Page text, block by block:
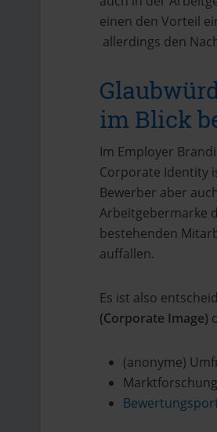
einen den Vorteil
allerdings den
im Blick
Im Employer
Corporate Identity
Bewerber aber
Arbeitgebermarke
bestehenden
auffallen.
Es ist also
(Corporate Image)
(anonyme)